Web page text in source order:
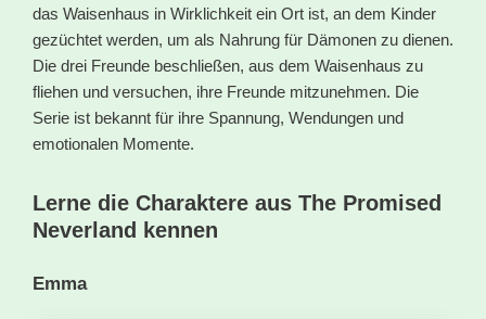
das Waisenhaus in Wirklichkeit ein Ort ist, an dem Kinder
gezüchtet werden, um als Nahrung für Dämonen zu dienen.
Die drei Freunde beschließen, aus dem Waisenhaus zu
fliehen und versuchen, ihre Freunde mitzunehmen. Die
Serie ist bekannt für ihre Spannung, Wendungen und
emotionalen Momente.
Lerne die Charaktere aus The Promised
Neverland kennen
Emma